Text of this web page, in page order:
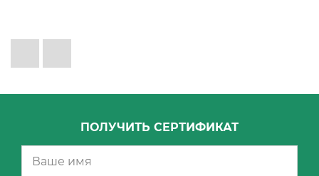
ПОЛУЧИТЬ СЕРТИФИКАТ